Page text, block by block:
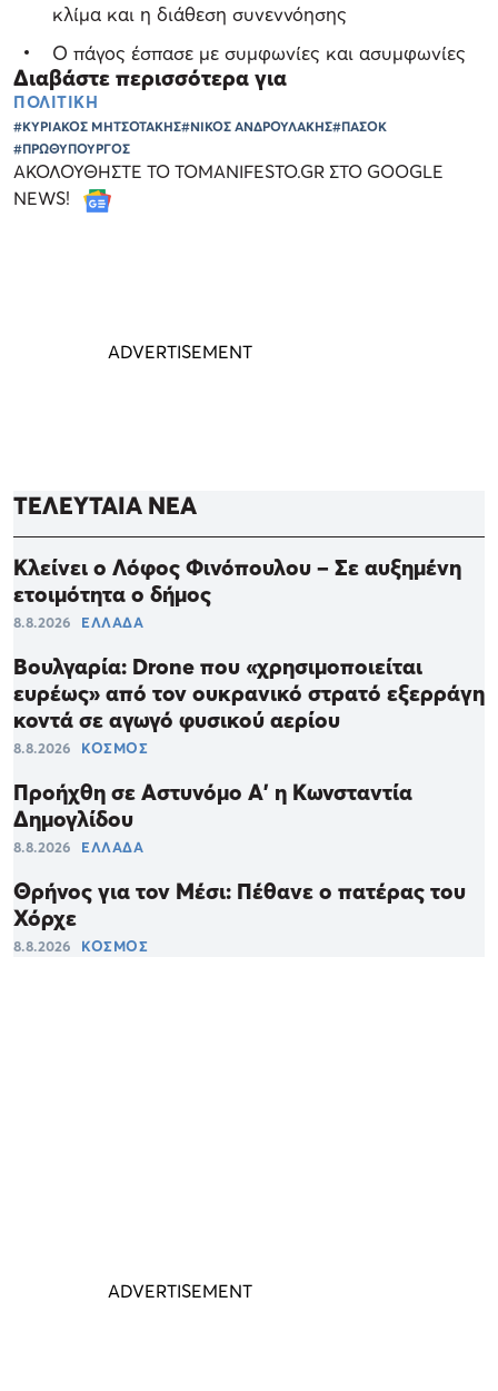
κλίμα και η διάθεση συνεννόησης
Ο πάγος έσπασε με συμφωνίες και ασυμφωνίες
Διαβάστε περισσότερα για
ΠΟΛΙΤΙΚΗ
#ΚΥΡΙΑΚΟΣ ΜΗΤΣΟΤΑΚΗΣ#ΝΙΚΟΣ ΑΝΔΡΟΥΛΑΚΗΣ#ΠΑΣΟΚ
#ΠΡΩΘΥΠΟΥΡΓΟΣ
ΑΚΟΛΟΥΘΗΣΤΕ ΤΟ TOMANIFESTO.GR ΣΤΟ GOOGLE
NEWS!
ΤΕΛΕΥΤΑΙΑ ΝΕΑ
Κλείνει ο Λόφος Φινόπουλου – Σε αυξημένη
ετοιμότητα ο δήμος
8.8.2026 ΕΛΛΑΔΑ
Βουλγαρία: Drone που «χρησιμοποιείται
ευρέως» από τον ουκρανικό στρατό εξερράγη
κοντά σε αγωγό φυσικού αερίου
8.8.2026 ΚΟΣΜΟΣ
Προήχθη σε Αστυνόμο Α' η Κωνσταντία
Δημογλίδου
8.8.2026 ΕΛΛΑΔΑ
Θρήνος για τον Μέσι: Πέθανε ο πατέρας του
Χόρχε
8.8.2026 ΚΟΣΜΟΣ